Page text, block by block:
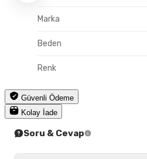
Marka
Beden
Renk
Güvenli Ödeme
Kolay İade
Soru & Cevap